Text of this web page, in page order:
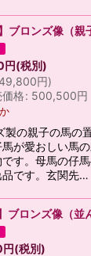
ブロンズ像（親
円(税別)
円)
格: 500,500円
製の親子の馬の
が愛おしい馬
す。母馬の仔
品です。玄関先…
ブロンズ像（並
円(税別)